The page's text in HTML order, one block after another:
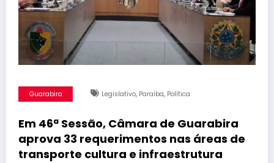
Guarabira Legislativo, Paraíba, Política
Em 46ª Sessão, Câmara de Guarabira
aprova 33 requerimentos nas áreas de
transporte cultura e infraestrutura